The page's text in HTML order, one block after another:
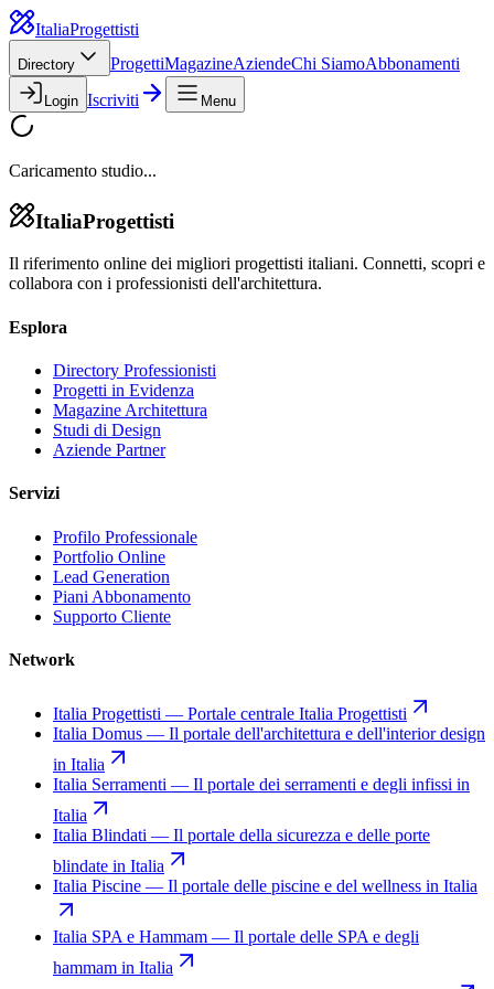
ItaliaProgettisti
Directory ProgettiMagazineAziendeChi SiamoAbbonamenti
Login Iscriviti Menu
Caricamento studio...
ItaliaProgettisti
Il riferimento online dei migliori progettisti italiani. Connetti, scopri e
collabora con i professionisti dell'architettura.
Esplora
Directory Professionisti
Progetti in Evidenza
Magazine Architettura
Studi di Design
Aziende Partner
Servizi
Profilo Professionale
Portfolio Online
Lead Generation
Piani Abbonamento
Supporto Cliente
Network
Italia Progettisti — Portale centrale Italia Progettisti
Italia Domus — Il portale dell'architettura e dell'interior design
in Italia
Italia Serramenti — Il portale dei serramenti e degli infissi in
Italia
Italia Blindati — Il portale della sicurezza e delle porte
blindate in Italia
Italia Piscine — Il portale delle piscine e del wellness in Italia
Italia SPA e Hammam — Il portale delle SPA e degli
hammam in Italia